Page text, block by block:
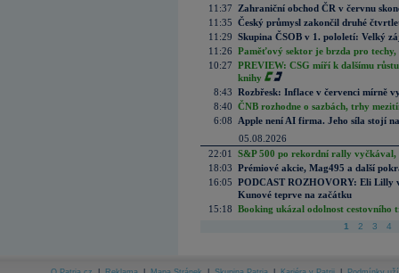
11:37
Zahraniční obchod ČR v červnu
11:35 Český průmysl zakončil druhé
11:29 Skupina ČSOB v 1. pololetí: Velký
11:26 Paměťový sektor je brzda pro techy,
10:27 PREVIEW: CSG míří k dalšímu
knihy
8:43 Rozbřesk: Inflace v červenci mírně
8:40 ČNB rozhodne o sazbách, trhy
6:08
Apple není AI firma. Jeho síla stojí
05.08.2026
22:01
S&P 500 po rekordní rally vyčkával,
18:03 Prémiové akcie, Mag495 a další
16:05 PODCAST ROZHOVORY: Eli Lilly
Kunové teprve na začátku
15:18 Booking ukázal odolnost cestovního
1 2 3 4